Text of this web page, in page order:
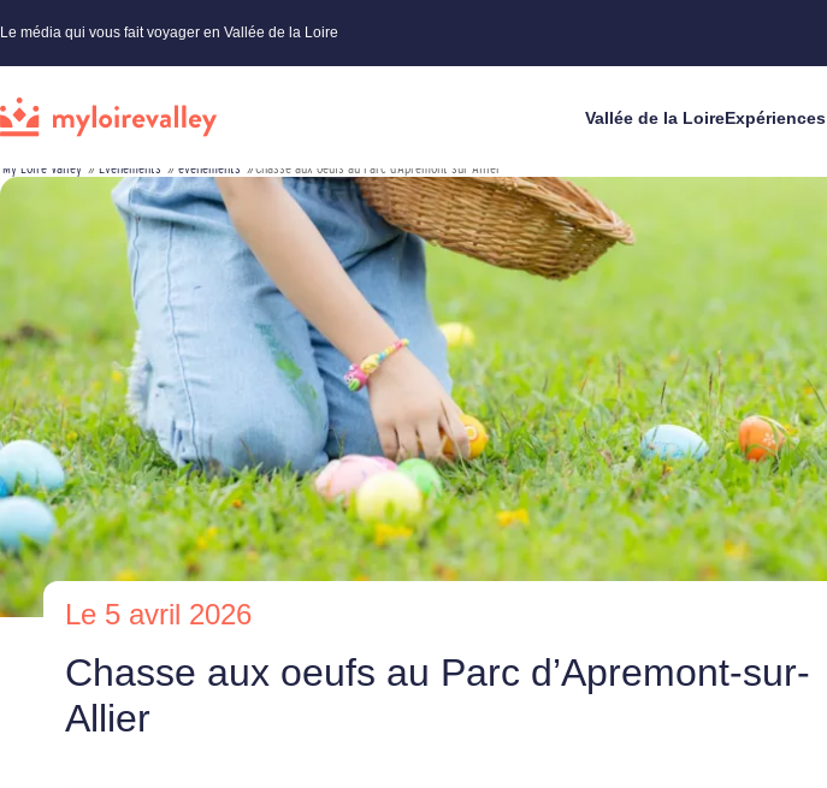
Le média qui vous fait voyager en Vallée de la Loire
Vallée de la LoireExpériences
My Loire Valley » Évènements » événements »Chasse aux oeufs au Parc d’Apremont-sur-Allier
Le 5 avril 2026
Chasse aux oeufs au Parc d’Apremont-sur-
Allier